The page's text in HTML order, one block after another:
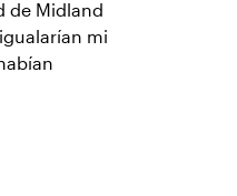
de Midland
mi